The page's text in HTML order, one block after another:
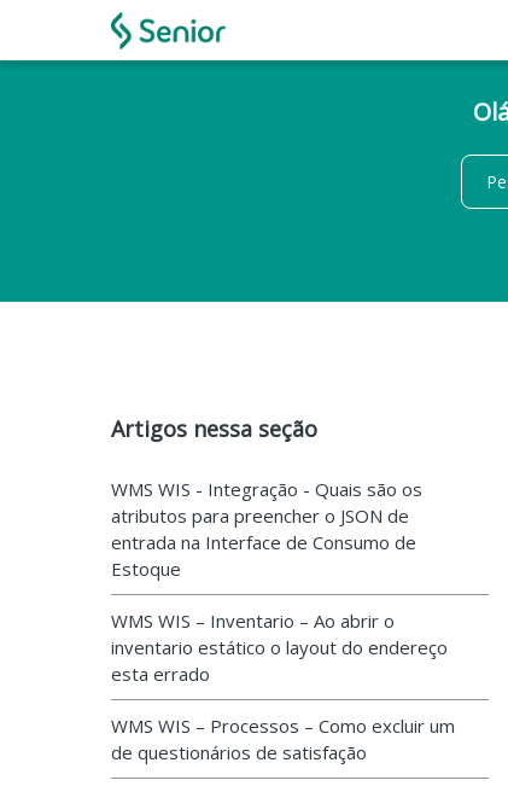
Artigos nessa seção
WMS WIS - Integração - Quais são os
atributos para preencher o JSON de
entrada na Interface de Consumo de
Estoque
WMS WIS – Inventario – Ao abrir o
inventario estático o layout do endereço
esta errado
WMS WIS – Processos – Como excluir um
de questionários de satisfação